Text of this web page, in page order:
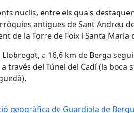
nuclis, entre els quals
antigues de Sant Andreu
de la Torre de Foix i Santa Maria
a 16,6 km de Berga
través del Túnel del Cadí (la
geogràfica de Guardiola de